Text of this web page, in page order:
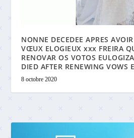
NONNE DECEDEE APRES
VŒUX ELOGIEUX xxx FREIRA
RENOVAR OS VOTOS
DIED AFTER RENEWING VOWS
8 octobre 2020